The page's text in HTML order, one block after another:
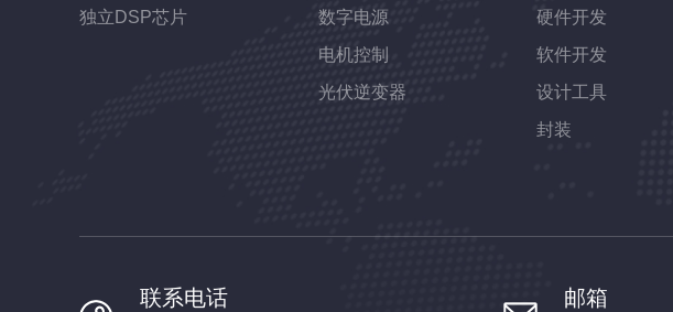
独立DSP芯片
数字电源
电机控制
光伏逆变器
硬件开发
软件开发
设计工具
封装
联系电话 邮箱